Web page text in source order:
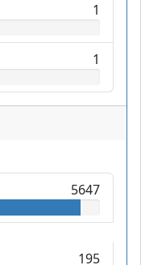
1
1
5647
195